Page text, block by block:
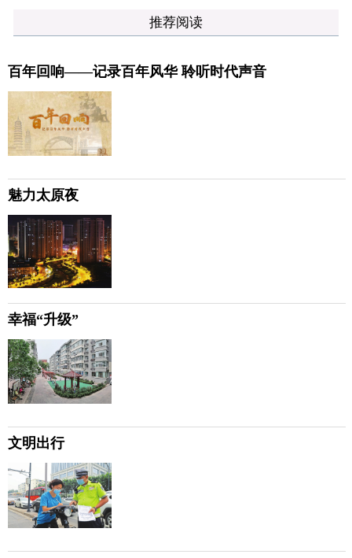
推荐阅读
百年回响——记录百年风华 聆听时代声音
魅力太原夜
幸福“升级”
文明出行